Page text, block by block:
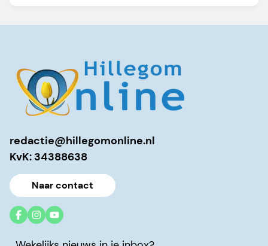
redactie@hillegomonline.nl
KvK: 34388638
Naar contact